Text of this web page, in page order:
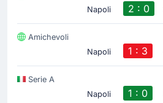
Napoli
2 : 0
Amichevoli
Napoli
1 : 3
Serie A
Napoli
1 : 0